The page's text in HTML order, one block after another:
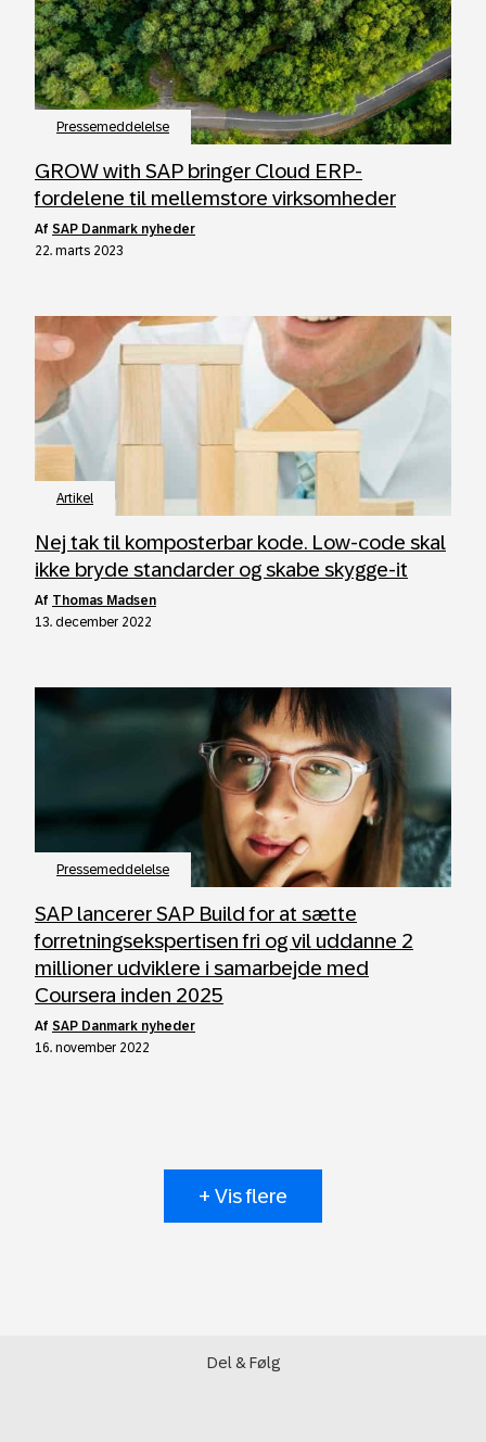
Pressemeddelelse
GROW with SAP bringer Cloud ERP-
fordelene til mellemstore virksomheder
af SAP Danmark nyheder
22. marts 2023
Artikel
Nej tak til komposterbar kode. Low-code skal
ikke bryde standarder og skabe skygge-it
af Thomas Madsen
13. december 2022
Pressemeddelelse
SAP lancerer SAP Build for at sætte
forretningsekspertisen fri og vil uddanne 2
millioner udviklere i samarbejde med
Coursera inden 2025
af SAP Danmark nyheder
16. november 2022
+ Vis flere
Del & Følg